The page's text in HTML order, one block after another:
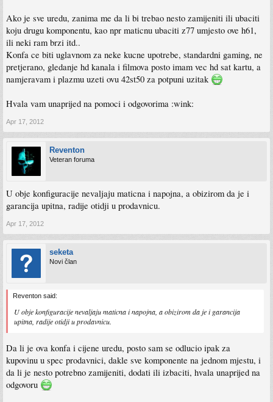
Ako je sve uredu, zanima me da li bi trebao nesto zamijeniti ili ubaciti
koju drugu komponentu, kao npr maticnu ubaciti z77 umjesto ove h61,
ili neki ram brzi itd..
Konfa ce biti uglavnom za neke kucne upotrebe, standardni gaming, ne
pretjerano, gledanje hd kanala i filmova posto imam vec hd sat kartu, a
namjeravam i plazmu uzeti ovu 42st50 za potpuni uzitak
Hvala vam unaprijed na pomoci i odgovorima :wink:
Apr 17, 2012
Reventon
Veteran foruma
U obje konfiguracije nevaljaju maticna i napojna, a obizirom da je i
garancija upitna, radije otidji u prodavnicu.
Apr 17, 2012
seketa
Novi član
Reventon said:
U obje konfiguracije nevaljaju maticna i napojna, a obizirom da je i garancija
upitna, radije otidji u prodavnicu.
Da li je ova konfa i cijene uredu, posto sam se odlucio ipak za
kupovinu u spec prodavnici, dakle sve komponente na jednom mjestu, i
da li je nesto potrebno zamijeniti, dodati ili izbaciti, hvala unaprijed na
odgovoru